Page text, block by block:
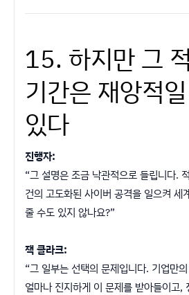
15. 하지만 그
기간은 재앙적
있다
진행자:
“그 설명은 조금 낙관적으로 들립니다.
건의 고도화된 사이버 공격을 일으켜 세
줄 수도 있지 않나요?”
잭 클라크:
“그 일부는 선택의 문제입니다. 기업만
얼마나 진지하게 이 문제를 받아들이고,